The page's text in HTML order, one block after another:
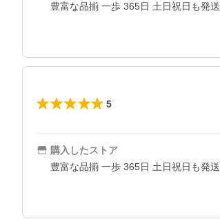
豊富な品揃 一歩 365日 土日祝日も発送
5
購入したストア
豊富な品揃 一歩 365日 土日祝日も発送